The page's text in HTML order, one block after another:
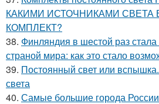
КАКИМИ ИСТОЧНИКАМИ СВЕТА
КОМПЛЕКТ?
38. Финляндия в шестой раз
страной мира: как это стало
39. Постоянный свет или
света
40. Самые большие города